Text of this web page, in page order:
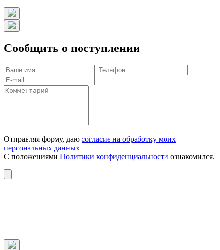
Сообщить о поступлении
Отправляя форму, даю согласие на обработку моих
персональных данных.
С положениями Политики конфиденциальности ознакомился.